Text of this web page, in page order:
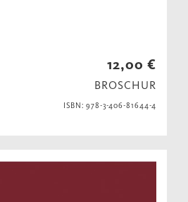
12,00 €
BROSCHUR
ISBN: 978-3-406-81644-4